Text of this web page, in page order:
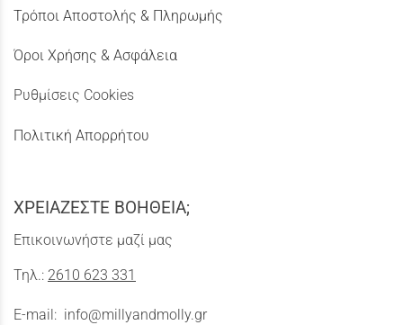
Τρόποι Αποστολής & Πληρωμής
Όροι Χρήσης & Ασφάλεια
Ρυθμίσεις Cookies
Πολιτική Απορρήτου
ΧΡΕΙΑΖΕΣΤΕ ΒΟΗΘΕΙΑ;
Επικοινωνήστε μαζί μας
Τηλ.: 2610 623 331
E-mail: info@millyandmolly.gr